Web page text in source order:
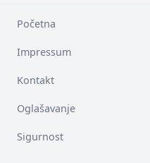
Početna
Impressum
Kontakt
Oglašavanje
Sigurnost